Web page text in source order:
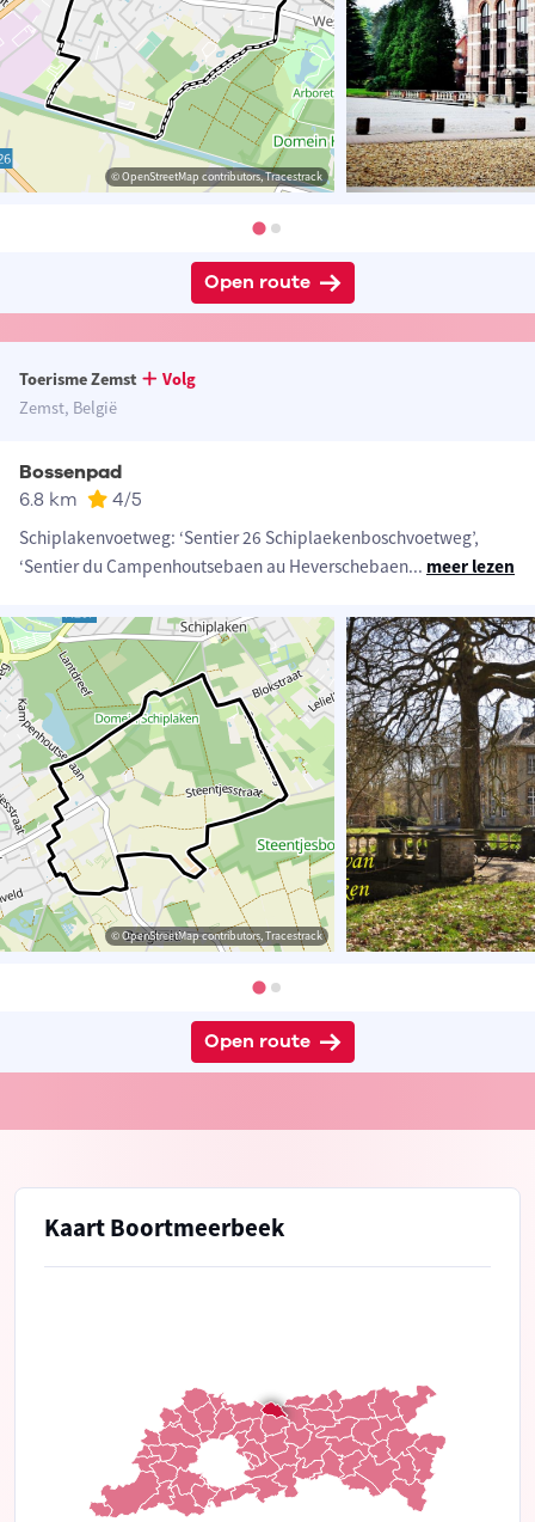
© OpenStreetMap contributors, Tracestrack
Open route
Toerisme Zemst
Volg
Zemst, België
Bossenpad
6.8 km 4/5
Schiplakenvoetweg: ‘Sentier 26 Schiplaekenboschvoetweg’,
‘Sentier du Campenhoutsebaen au Heverschebaen... meer lezen
© OpenStreetMap contributors, Tracestrack
Open route
Kaart Boortmeerbeek